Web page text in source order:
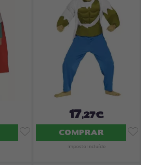
17,27€
COMPRAR
Imposto Incluído